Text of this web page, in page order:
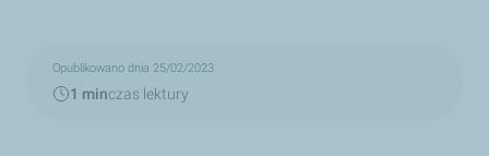
Opublikowano dnia 25/02/2023
1 minczas lektury